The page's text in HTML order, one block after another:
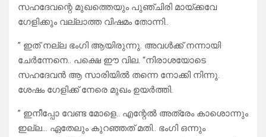
സഹദേവന്റെ മുഖത്തെയും പുഞ്ചിരി മായ്ക്കവേ
ഗേളിക്കും വല്ലാത്ത വിഷമം തോന്നി..
” ഇത് നല്ല ഭംഗി ആയിരുന്നു. അവൾക്ക് നന്നായി
ചേർന്നേനെ.. പക്ഷെ ഈ വില. “നിരാശയോടെ
സഹദേവൻ ആ സാരിയിൽ തന്നെ നോക്കി നിന്നു.
ശേഷം ഗേളിക്ക് നേരെ മുഖം ഉയർത്തി.
” ഇനീപ്പോ വേണ്ട മോളെ.. എന്റേൽ അത്രേം കാശൊന്നും
ഇല്ല… ഏതേലും കുറഞ്ഞത് മതി.. ഭംഗി ഒന്നും